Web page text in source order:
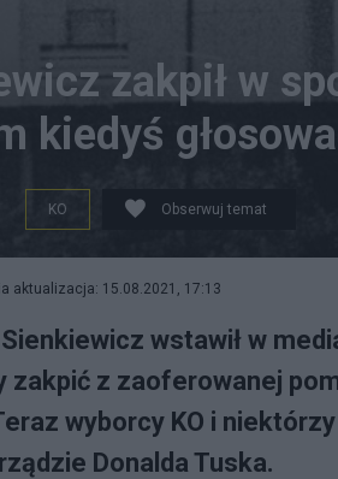
zakpił w
kiedyś
KO Obserwuj temat
aktualizacja: 15.08.2021, 17:13
wstawił w
zakpić z zaoferowanej
wyborcy KO i
Donalda Tuska.